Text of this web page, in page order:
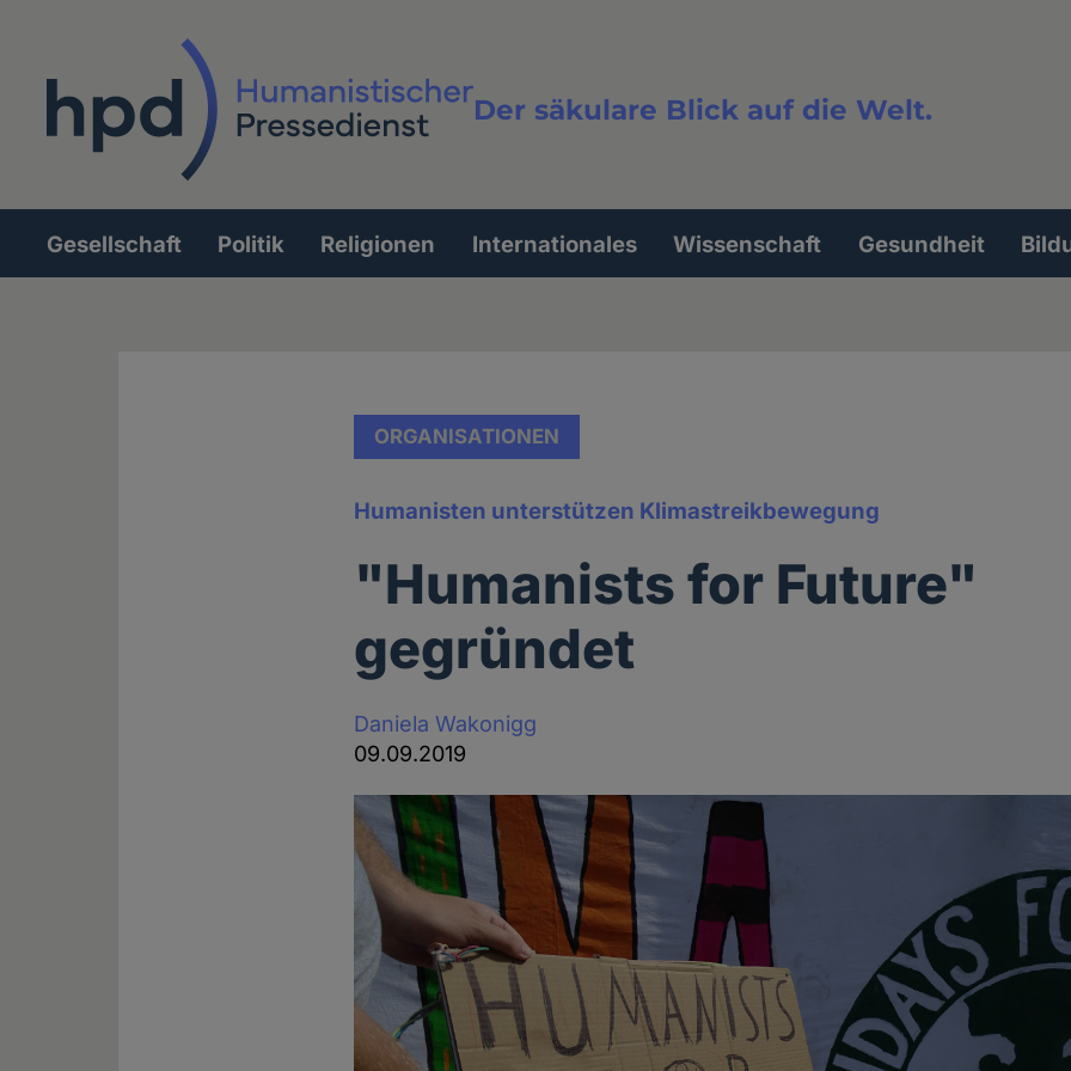
Der säkulare Blick auf die Welt.
Volltextsuche
Hauptnavigation
Gesellschaft Politik Religionen Internationales Wissenschaft Gesundheit
ORGANISATIONEN
Humanisten unterstützen Klimastreikbewegung
"Humanists for Future"
gegründet
Daniela Wakonigg
09.09.2019